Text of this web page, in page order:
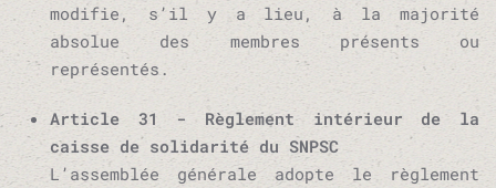
modifie, s’il y a lieu, à la majorité
absolue des membres présents ou
représentés.
Article 31 - Règlement intérieur de la
caisse de solidarité du SNPSC
L’assemblée générale adopte le règlement